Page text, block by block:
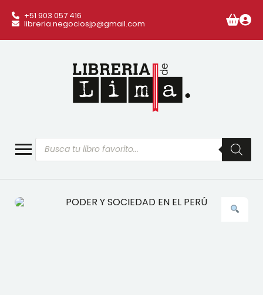
+51 903 057 416
libreria.negociosjp@gmail.com
Búsqueda
de
productos